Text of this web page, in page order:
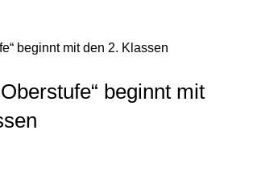
beginnt mit den 2. Klassen
beginnt mit